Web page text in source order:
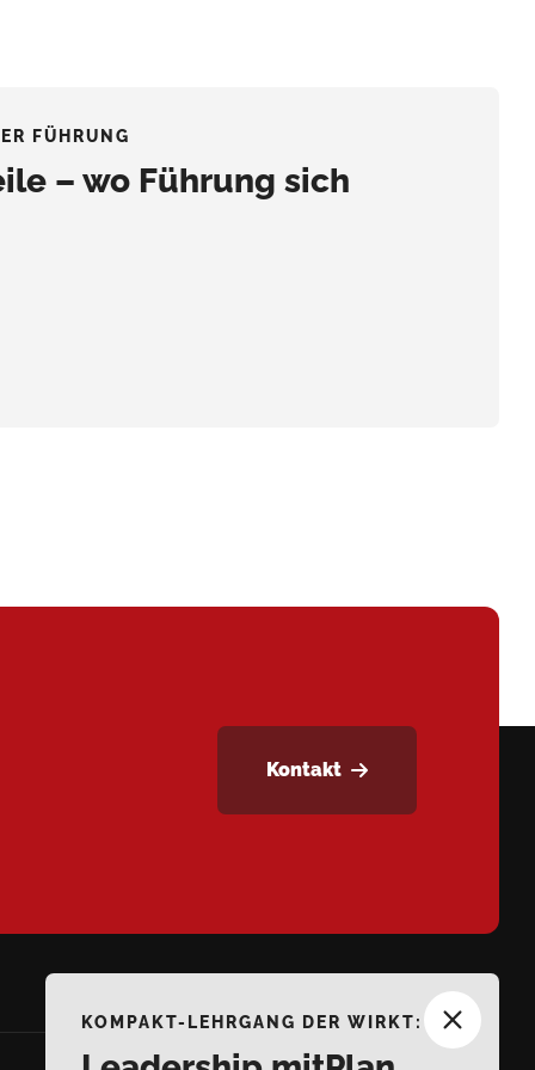
FÜHRUNG
– wo Führung sich
KOMPAKT-LEHRGANG DER WIRKT:
Kontakt